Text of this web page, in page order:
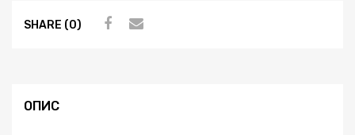
SHARE (0)
ОПИС